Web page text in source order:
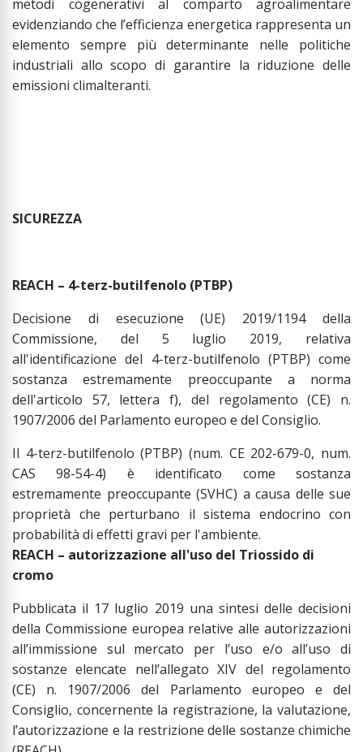
metodi cogenerativi al comparto agroalimentare
evidenziando che l’efficienza energetica rappresenta un
elemento sempre più determinante nelle politiche
industriali allo scopo di garantire la riduzione delle
emissioni climalteranti.
SICUREZZA
REACH – 4-terz-butilfenolo (PTBP)
Decisione di esecuzione (UE) 2019/1194 della
Commissione, del 5 luglio 2019, relativa
all'identificazione del 4-terz-butilfenolo (PTBP) come
sostanza estremamente preoccupante a norma
dell'articolo 57, lettera f), del regolamento (CE) n.
1907/2006 del Parlamento europeo e del Consiglio.
Il 4-terz-butilfenolo (PTBP) (num. CE 202-679-0, num.
CAS 98-54-4) è identificato come sostanza
estremamente preoccupante (SVHC) a causa delle sue
proprietà che perturbano il sistema endocrino con
probabilità di effetti gravi per l'ambiente.
REACH – autorizzazione all'uso del Triossido di
cromo
Pubblicata il 17 luglio 2019 una sintesi delle decisioni
della Commissione europea relative alle autorizzazioni
all’immissione sul mercato per l’uso e/o all’uso di
sostanze elencate nell’allegato XIV del regolamento
(CE) n. 1907/2006 del Parlamento europeo e del
Consiglio, concernente la registrazione, la valutazione,
l’autorizzazione e la restrizione delle sostanze chimiche